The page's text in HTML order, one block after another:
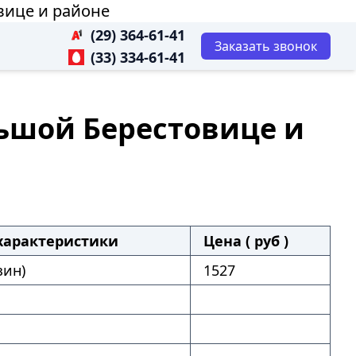
и районе
(29) 364-61-41
(33) 334-61-41
Заказать звонок
Берестовице и
Цена ( руб )
1527